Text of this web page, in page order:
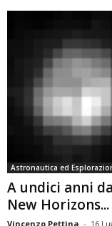
Astronautica ed
A undici anni
New Horizons...
Vincenzo Pettina - 16